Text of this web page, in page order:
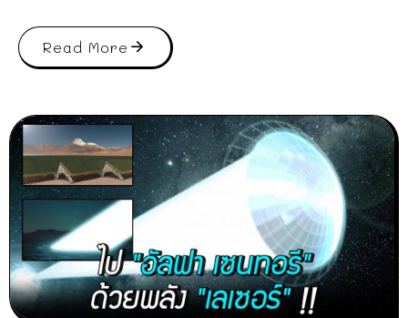
Read More